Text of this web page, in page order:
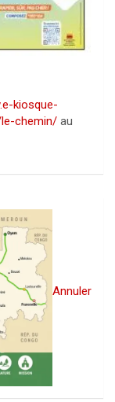
kiosque-
chemin/ au
Annuler